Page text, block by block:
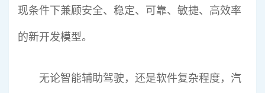
现条件下兼顾安全、稳定、可靠、敏捷、高效率
的新开发模型。
无论智能辅助驾驶，还是软件复杂程度，汽